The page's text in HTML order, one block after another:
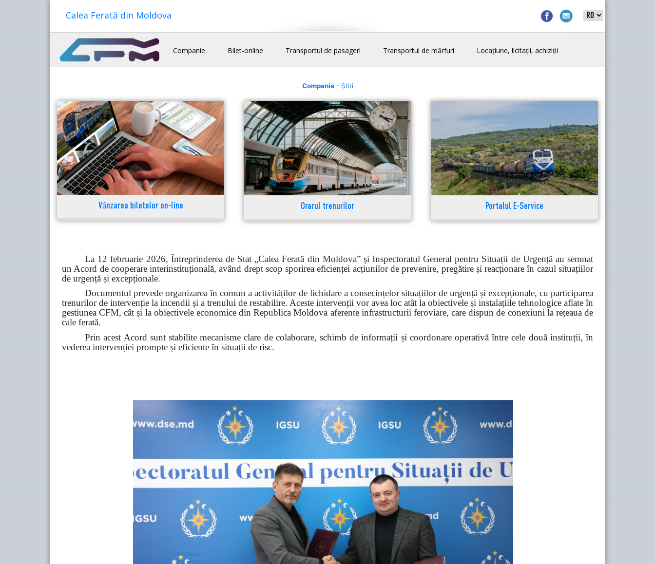
Calea Ferată din Moldova
Companie Bilet-online Transportul de pasageri Transportul de mărfuri Locațiune, licitații, achiziții
Companie- Știri
Vânzarea biletelor on-line Orarul trenurilor Portalul E-Service
La 12 februarie 2026, Întreprinderea de Stat „Calea Ferată din Moldova” și Inspectoratul General pentru Situații de Urgență au semnat
un Acord de cooperare interinstituțională, având drept scop sporirea eficienței acțiunilor de prevenire, pregătire și reacționare în cazul situațiilor
de urgență și excepționale.
Documentul prevede organizarea în comun a activităților de lichidare a consecințelor situațiilor de urgență și excepționale, cu participarea
trenurilor de intervenție la incendii și a trenului de restabilire. Aceste intervenții vor avea loc atât la obiectivele și instalațiile tehnologice aflate în
gestiunea CFM, cât și la obiectivele economice din Republica Moldova aferente infrastructurii feroviare, care dispun de conexiuni la rețeaua de
cale ferată.
Prin acest Acord sunt stabilite mecanisme clare de colaborare, schimb de informații și coordonare operativă între cele două instituții, în
vederea intervenției prompte și eficiente în situații de risc.